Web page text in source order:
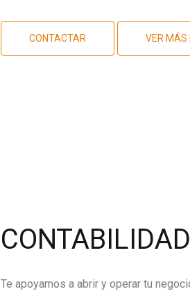
CONTACTAR VER MÁS
CONTABILIDAD
Te apoyamos a abrir y operar tu